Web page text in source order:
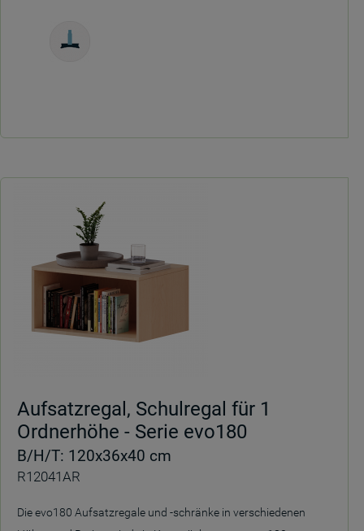
Aufsatzregal, Schulregal für 1
Ordnerhöhe - Serie evo180
B/H/T: 120x36x40 cm
R12041AR
Die evo180 Aufsatzregale und -schränke in verschiedenen